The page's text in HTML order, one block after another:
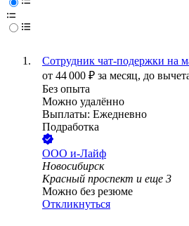
Сотрудник чат-подержки на
от 44 000 ₽ за месяц, до
Без опыта
Можно удалённо
Выплаты: Ежедневно
Подработка
ООО и-Лайф
Новосибирск
Красный проспект и еще 3
Можно без резюме
Откликнуться